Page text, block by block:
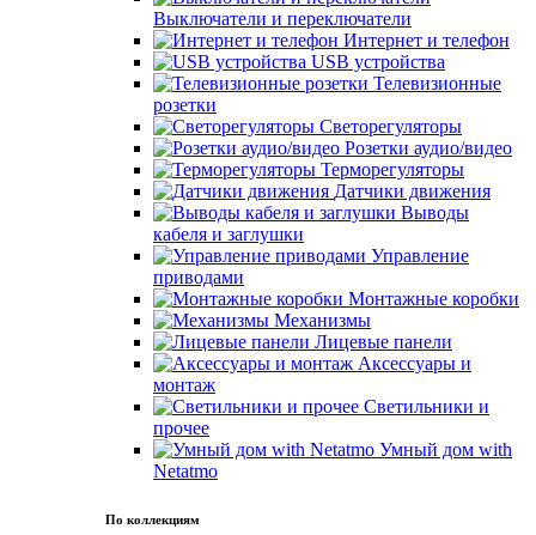
Выключатели и переключатели
Интернет и телефон
USB устройства
Телевизионные
розетки
Светорегуляторы
Розетки аудио/видео
Терморегуляторы
Датчики движения
Выводы
кабеля и заглушки
Управление
приводами
Монтажные коробки
Механизмы
Лицевые панели
Аксессуары и
монтаж
Светильники и
прочее
Умный дом with
Netatmo
По коллекциям